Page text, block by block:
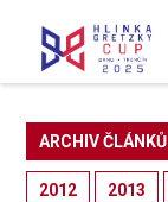
ARCHIV ČLÁNKŮ
2012 2013